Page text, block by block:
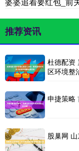
推荐资讯
杜德配资
区环境整
申捷策略
股巢网